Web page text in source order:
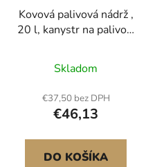
Kovová palivová nádrž ,
20 l, kanystr na palivo s
rukojetí, maximální
průtok 6 l/min,
nepropustná a
korozivzdorná kovová
nádrž na benzín pro
většinu aut, motocyklů,
čtyřkolek, UTV, zelená
Skladom
€37,50 bez DPH
€46,13
DO KOŠÍKA